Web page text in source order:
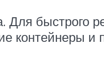
быстрого
контейнеры и